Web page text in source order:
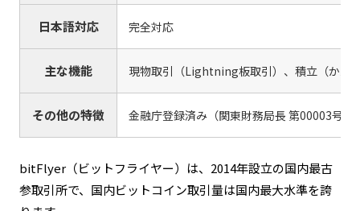
日本語対応 完全対応
主な機能 現物取引（Lightning板取引）、積立（かん
その他の特徴 金融庁登録済み（関東財務局長 第00003号
bitFlyer（ビットフライヤー）は、2014年設立の国内最古
参取引所で、国内ビットコイン取引量は国内最大水準を誇